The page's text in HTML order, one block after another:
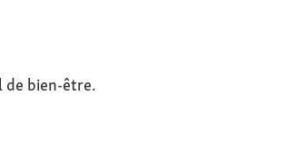
de bien-être.